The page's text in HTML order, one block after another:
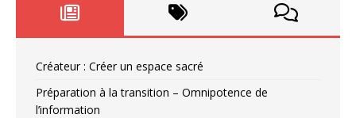
Créateur : Créer un espace sacré
Préparation à la transition – Omnipotence de
l’information